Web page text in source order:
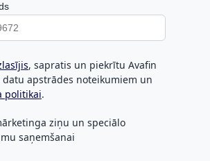
, sapratis un piekrītu Avafin
datu apstrādes noteikumiem un
politikai.
ziņu un speciālo
saņemšanai